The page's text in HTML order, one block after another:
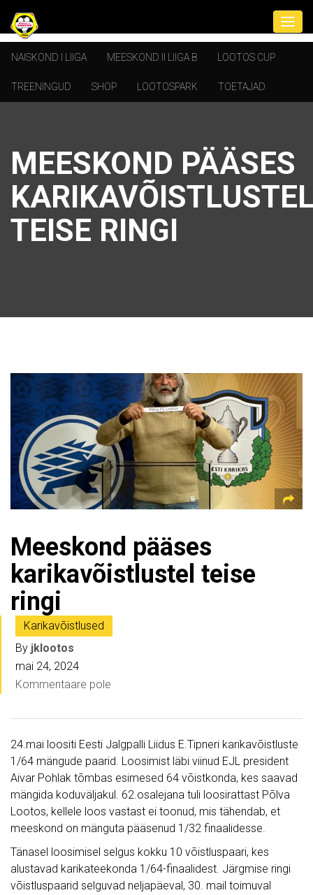
NAISKOND I LIIGA MEESKOND II LIIGA B LOOTOS CUP
TREENINGUD SHOP LOOTOSPARK TOETAJAD
MEESKOND PÄÄSES
TEISE RINGI
Meeskond pääses
karikavõistlustel teise
ringi
Karikavõistlused
By jklootos
mai 24, 2024
Kommentaare pole
24.mai loositi Eesti Jalgpalli Liidus E.Tipneri karikavõistluste
1/64 mängude paarid. Loosimist läbi viinud EJL president
Aivar Pohlak tõmbas esimesed 64 võistkonda, kes saavad
mängida koduväljakul. 62.osalejana tuli loosirattast Põlva
Lootos, kellele loos vastast ei toonud, mis tähendab, et
meeskond on mänguta pääsenud 1/32 finaalidesse.
Tänasel loosimisel selgus kokku 10 võistluspaari, kes
alustavad karikateekonda 1/64-finaalidest. Järgmise ringi
võistluspaarid selguvad neljapäeval, 30. mail toimuval